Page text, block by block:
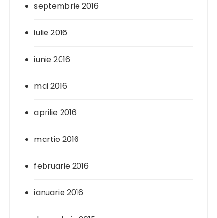
septembrie 2016
iulie 2016
iunie 2016
mai 2016
aprilie 2016
martie 2016
februarie 2016
ianuarie 2016